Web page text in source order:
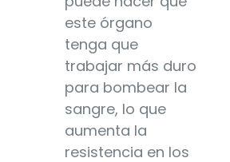
este órgano
tenga que
trabajar más duro
para bombear la
sangre, lo que
aumenta la
resistencia en los